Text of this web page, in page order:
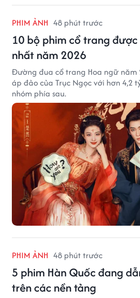
PHIM ẢNH 48 phút trước
10 bộ phim cổ trang được
nhất năm 2026
Đường đua cổ trang Hoa ngữ năm
áp đảo của Trục Ngọc với hơn 4,2
nhóm phía sau.
PHIM ẢNH 48 phút trước
5 phim Hàn Quốc đang
trên các nền tảng